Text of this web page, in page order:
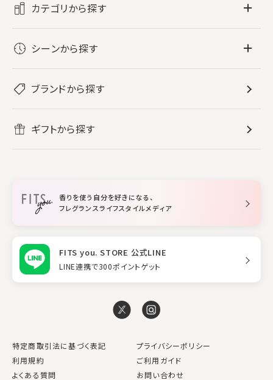
カテゴリから探す
レディース香水
メンズ香水
ボディミスト・スプレー
すべてのバス・ボディケア
ボディ・ハンドクリーム
入浴剤
ホームフレグランス
すべてのホームフレグランス
ルームフレグランス
スタイリング
シーンから探す
リフレッシュしたい
ブランドから探す
ギフトから探す
香りを使う自分を好きになる、
フレグランスライフスタイルメディア
FITS you. STORE 公式LINE
LINE連携で300ポイントゲット
特定商取引法に基づく表記
プライバシーポリシー
利用規約
ご利用ガイド
よくある質問
お問い合わせ